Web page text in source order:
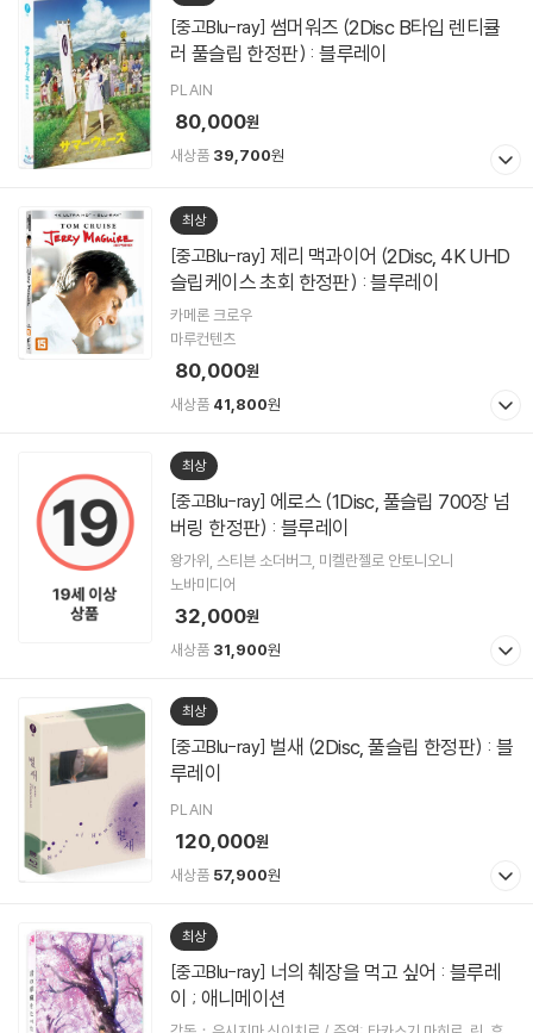
[중고Blu-ray]
러 풀슬립 한정판) : 블루레이
PLAIN
80,000원
새상품 39,700원
최상
[중고Blu-ray]
슬립케이스 초회 한정판) : 블루레이
카메론 크로우
마루컨텐츠
80,000원
새상품 41,800원
최상
[중고Blu-ray]
버링 한정판) : 블루레이
왕가위, 스티븐 소더버그, 미켈란젤로 안토니오니
노바미디어
32,000원
새상품 31,900원
최상
[중고Blu-ray]
루레이
PLAIN
120,000원
새상품 57,900원
최상
[중고Blu-ray]
이 ; 애니메이션